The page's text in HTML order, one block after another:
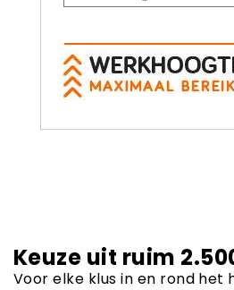
Keuze uit ruim
Voor elke klus in en rond